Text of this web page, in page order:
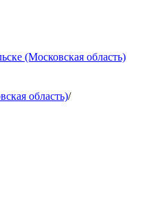
(Московская область)
область)/